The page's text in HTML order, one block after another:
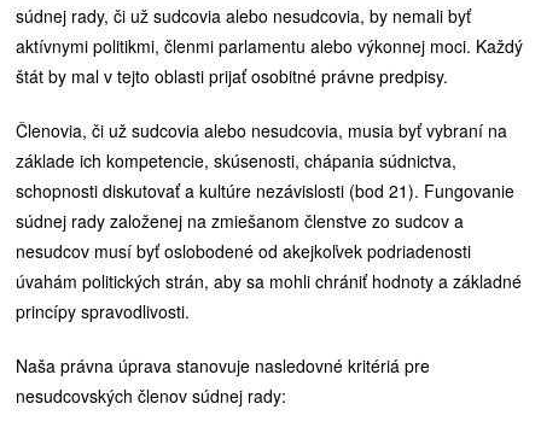
súdnej rady, či už sudcovia alebo nesudcovia, by nemali byť
aktívnymi politikmi, členmi parlamentu alebo výkonnej moci. Každý
štát by mal v tejto oblasti prijať osobitné právne predpisy.
Členovia, či už sudcovia alebo nesudcovia, musia byť vybraní na
základe ich kompetencie, skúsenosti, chápania súdnictva,
schopnosti diskutovať a kultúre nezávislosti (bod 21). Fungovanie
súdnej rady založenej na zmiešanom členstve zo sudcov a
nesudcov musí byť oslobodené od akejkoľvek podriadenosti
úvahám politických strán, aby sa mohli chrániť hodnoty a základné
princípy spravodlivosti.
Naša právna úprava stanovuje nasledovné kritériá pre
nesudcovských členov súdnej rady: